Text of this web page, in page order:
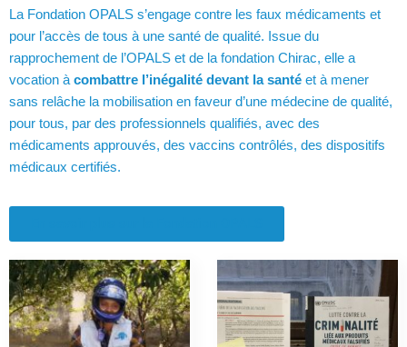
La Fondation OPALS s’engage contre les faux médicaments et
pour l’accès de tous à une santé de qualité. Issue du
rapprochement de l’OPALS et de la fondation Chirac, elle a
vocation à combattre l’inégalité devant la santé et à mener
sans relâche la mobilisation en faveur d’une médecine de qualité,
pour tous, par des professionnels qualifiés, avec des
médicaments approuvés, des vaccins contrôlés, des dispositifs
médicaux certifiés.